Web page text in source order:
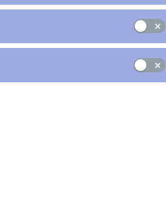
postupné
posuzování
působit jako
bankovních
"Vývoj a
Metodická
Harmonizace
vstup do
speciální právní
bylo dosažení
bankovní
provozu
roku 2002
podmínek